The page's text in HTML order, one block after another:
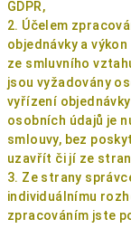
GDPR,
2. Účelem
objednávky a
ze smluvního
jsou vyžadovány
vyřízení
osobních údajů je
smlouvy, bez
uzavřít či jí ze
3. Ze strany
individuálnímu
zpracováním jste